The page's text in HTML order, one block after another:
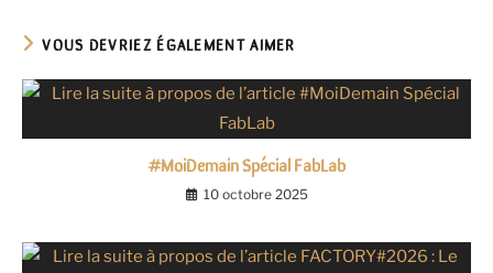
VOUS DEVRIEZ ÉGALEMENT AIMER
#MoiDemain Spécial FabLab
10 octobre 2025